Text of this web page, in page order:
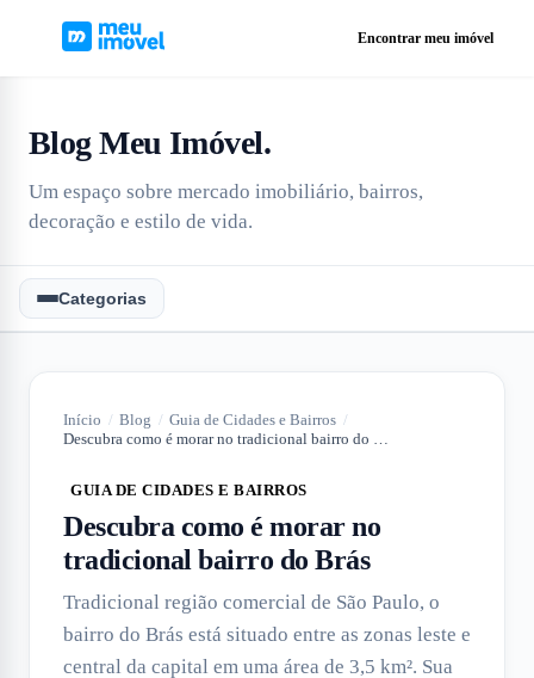
Encontrar meu imóvel
Blog Meu Imóvel.
Um espaço sobre mercado imobiliário, bairros,
decoração e estilo de vida.
Categorias
Início / Blog / Guia de Cidades e Bairros /
Descubra como é morar no tradicional bairro do Brás
GUIA DE CIDADES E BAIRROS
Descubra como é morar no
tradicional bairro do Brás
Tradicional região comercial de São Paulo, o
bairro do Brás está situado entre as zonas leste e
central da capital em uma área de 3,5 km². Sua